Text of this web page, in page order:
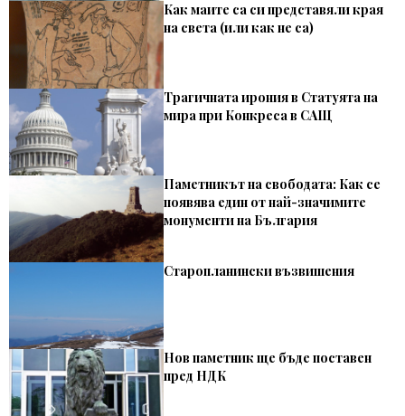
Как маите са си представяли края
на света (или как не са)
Трагичната ирония в Статуята на
мира при Конкреса в САЩ
Паметникът на свободата: Как се
появява един от най-значимите
монументи на България
Старопланински възвишения
Нов паметник ще бъде поставен
пред НДК